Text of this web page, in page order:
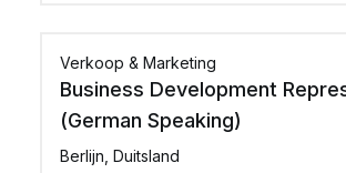
Verkoop & Marketing
Business Development
(German Speaking)
Berlijn, Duitsland